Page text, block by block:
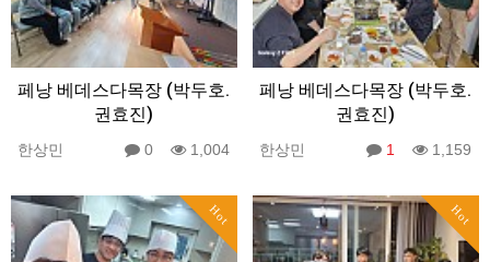
페낭 베데스다목장 (박두호.
권효진)
한상민 0 1,004
페낭 베데스다목장 (박두호.
권효진)
한상민 1 1,159
Hot Hot